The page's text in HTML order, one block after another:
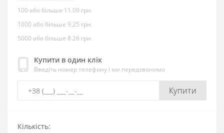
100 або більше 11.09 грн.
1000 або більше 9.25 грн.
5000 або більше 8.26 грн.
Купити в один клік
Введіть номер телефону і ми передзвонимо
Купити
Кількість: